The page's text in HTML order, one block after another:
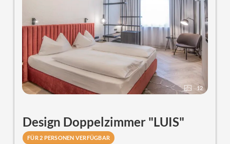
12
Design Doppelzimmer "LUIS"
FÜR 2 PERSONEN VERFÜGBAR